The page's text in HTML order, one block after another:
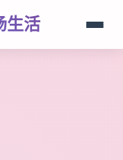
生活